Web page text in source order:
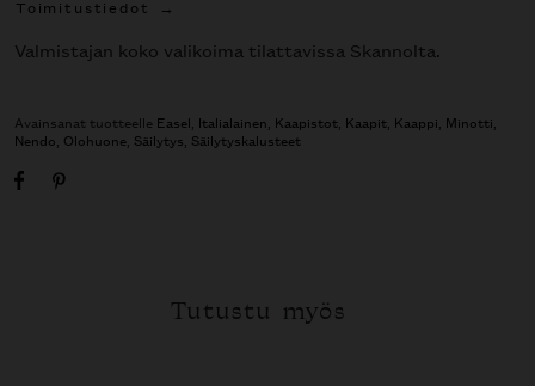
Toimitustiedot
Valmistajan koko valikoima tilattavissa Skannolta.
Avainsanat tuotteelle Easel, Italialainen, Kaapistot, Kaapit, Kaappi, Minotti,
Nendo, Olohuone, Säilytys, Säilytyskalusteet
Tutustu myös